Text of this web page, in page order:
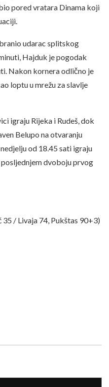
pored vratara Dinama koji
udarac splitskog
Hajduk je pogodak
Nakon kornera odlično je
loptu u mrežu za slavlje
igraju Rijeka i Rudeš, dok
Belupo na otvaranju
od 18.45 sati igraju
dvoboju prvog
/ Livaja 74, Pukštas 90+3)